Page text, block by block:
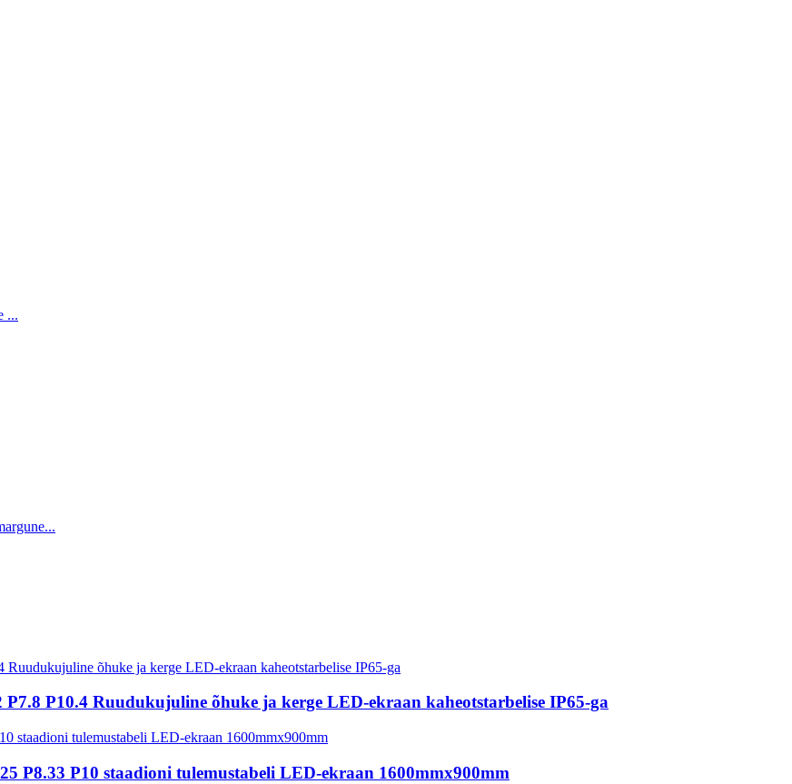
P7.8 P10.4 Ruudukujuline õhuke ja kerge LED-ekraan kaheotstarbelise IP65-ga
P8.33 P10 staadioni tulemustabeli LED-ekraan 1600mmx900mm